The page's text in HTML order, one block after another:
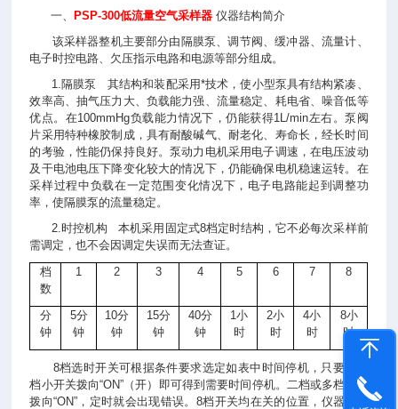
一、 PSP-300低流量空气采样器 仪器结构简介
该采样器整机主要部分由隔膜泵、调节阀、缓冲器、流量计、
电子时控电路、欠压指示电路和电源等部分组成。
1.隔膜泵
其结构和装配采用*技术，使小型泵具有结构紧凑、
效率高、抽气压力大、负载能力强、流量稳定、耗电省、噪音低等
优点。在100mmHg负载能力情况下，仍能获得1L/min左右。泵阀
片采用特种橡胶制成，具有耐酸碱气、耐老化、寿命长，经长时间
的考验，性能仍保持良好。泵动力电机采用电子调速，在电压波动
及干电池电压下降变化较大的情况下，仍能确保电机稳速运转。在
采样过程中负载在一定范围变化情况下，电子电路能起到调整功
率，使隔膜泵的流量稳定。
2.时控机构
本机采用固定式8档定时结构，它不必每次采样前
需调定，也不会因调定失误而无法查证。
档
数
1 2 3 4 5 6 7 8
分
钟
5分
钟
10分
钟
15分
钟
40分
钟
1小
时
2小
时
4小
时
8小
时
8档选时开关可根据条件要求选定如表中时间停机，只要把某
档小开关拨向“ON”（开）即可得到需要时间停机。二档或多档同时
拨向“ON”，定时就会出现错误。 8档开关均在关的位置，仪器不工